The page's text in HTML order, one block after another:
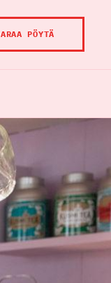
PÖYTÄ